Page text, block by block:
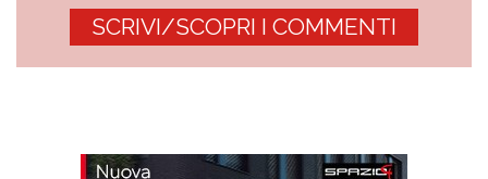
SCRIVI/SCOPRI I COMMENTI